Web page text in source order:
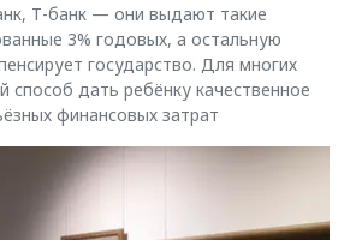
Т-банк — они выдают такие
3% годовых, а остальную
государство. Для многих
дать ребёнку качественное
финансовых затрат